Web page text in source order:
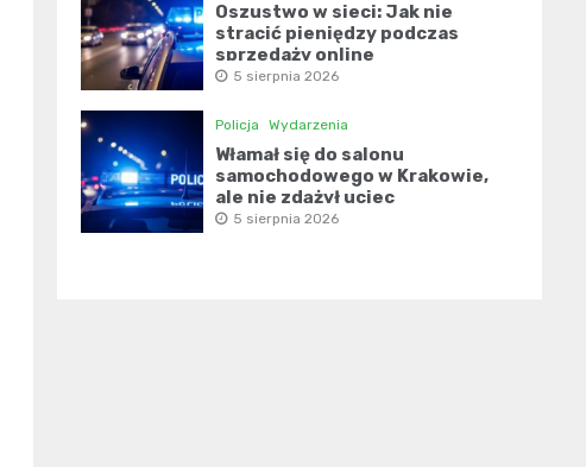
Oszustwo w sieci: Jak nie
stracić pieniędzy podczas
sprzedaży online
5 sierpnia 2026
Policja Wydarzenia
Włamał się do salonu
samochodowego w Krakowie,
ale nie zdążył uciec
5 sierpnia 2026